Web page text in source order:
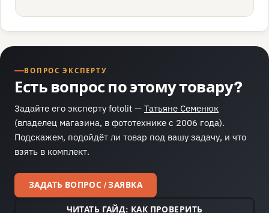
ВОПРОС ЭКСПЕРТУ
Есть вопрос по этому товару?
Задайте его эксперту fotolit — Татьяне Семенюк
(владелец магазина, в фототехнике с 2006 года).
Подскажем, подойдёт ли товар под вашу задачу, и что
взять в комплект.
ЗАДАТЬ ВОПРОС / ЗАЯВКА
ЧИТАТЬ ГАЙД: КАК ПРОВЕРИТЬ